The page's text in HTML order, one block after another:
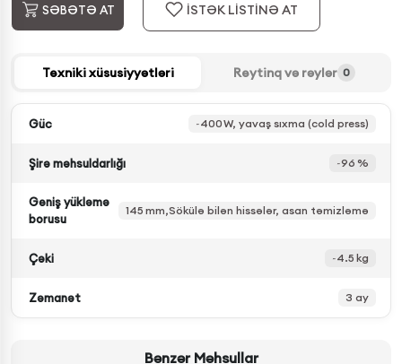
SƏBƏTƏ AT İSTƏK LİSTİNƏ AT
Texniki xüsusiyyətləri Reytinq və rəylər 0
Güc ~400 W, yavaş sıxma (cold press)
Şirə məhsuldarlığı ~96 %
Geniş yükləmə
borusu
145 mm,Sökülə bilən hissələr, asan təmizləmə
Çəki ~4.5 kg
Zəmanət 3 ay
Bənzər Məhsullar